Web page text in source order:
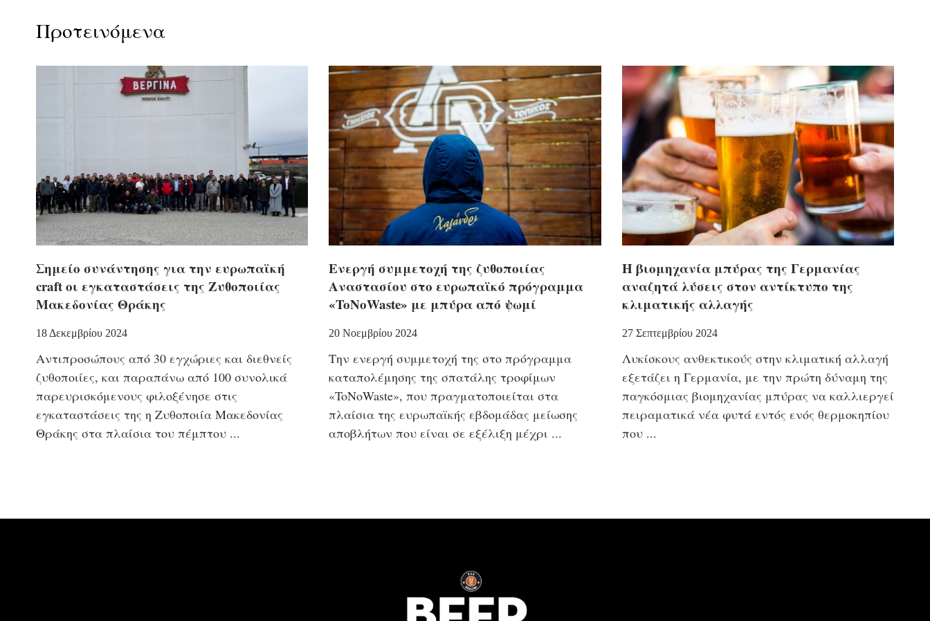
Προτεινόμενα
Σημείο συνάντησης για την ευρωπαϊκή
craft οι εγκαταστάσεις της Ζυθοποιίας
Μακεδονίας Θράκης
18 Δεκεμβρίου 2024
Αντιπροσώπους από 30 εγχώριες και διεθνείς
ζυθοποιίες, και παραπάνω από 100 συνολικά
παρευρισκόμενους φιλοξένησε στις
εγκαταστάσεις της η Ζυθοποιία Μακεδονίας
Θράκης στα πλαίσια του πέμπτου
Ενεργή συμμετοχή της ζυθοποιίας
Αναστασίου στο ευρωπαϊκό πρόγραμμα
«ToNoWaste» με μπύρα από ψωμί
20 Νοεμβρίου 2024
Την ενεργή συμμετοχή της στο πρόγραμμα
καταπολέμησης της σπατάλης τροφίμων
«ToNoWaste», που πραγματοποιείται στα
πλαίσια της ευρωπαϊκής εβδομάδας μείωσης
αποβλήτων που είναι σε εξέλιξη μέχρι
Η βιομηχανία μπύρας της Γερμανίας
αναζητά λύσεις στον αντίκτυπο της
κλιματικής αλλαγής
27 Σεπτεμβρίου 2024
Λυκίσκους ανθεκτικούς στην κλιματική αλλαγή
εξετάζει η Γερμανία, με την πρώτη δύναμη της
παγκόσμιας βιομηχανίας μπύρας να καλλιεργεί
πειραματικά νέα φυτά εντός ενός θερμοκηπίου
που